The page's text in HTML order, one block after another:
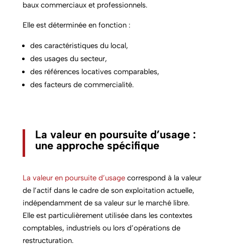
baux commerciaux et professionnels.
Elle est déterminée en fonction :
des caractéristiques du local,
des usages du secteur,
des références locatives comparables,
des facteurs de commercialité.
La valeur en poursuite d’usage :
une approche spécifique
La valeur en poursuite d’usagecorrespond à la valeur
de l’actif dans le cadre de son exploitation actuelle,
indépendamment de sa valeur sur le marché libre.
Elle est particulièrement utilisée dans les contextes
comptables, industriels ou lors d’opérations de
restructuration.